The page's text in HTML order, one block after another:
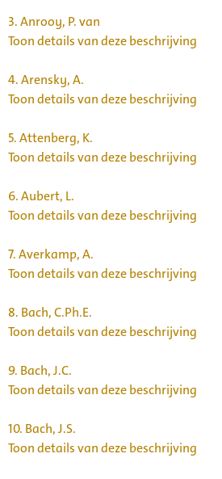
3.Anrooy, P. van
Toon details van deze beschrijving
4.Arensky, A.
Toon details van deze beschrijving
5.Attenberg, K.
Toon details van deze beschrijving
6.Aubert, L.
Toon details van deze beschrijving
7.Averkamp, A.
Toon details van deze beschrijving
8. Bach, C.Ph.E.
Toon details van deze beschrijving
9. Bach, J.C.
Toon details van deze beschrijving
10. Bach, J.S.
Toon details van deze beschrijving